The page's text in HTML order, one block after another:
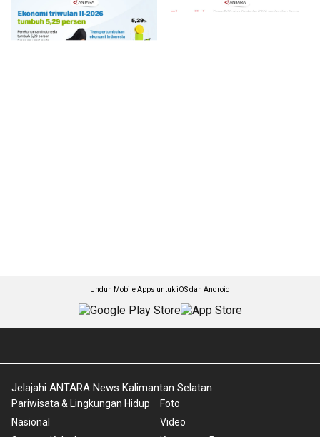
Unduh Mobile Apps untuk iOS dan Android
Jelajahi ANTARA News Kalimantan Selatan
Pariwisata & Lingkungan Hidup
Nasional
Foto
Video